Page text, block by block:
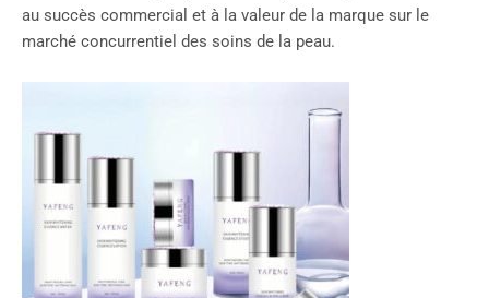
au succès commercial et à la valeur de la marque sur le
marché concurrentiel des soins de la peau.